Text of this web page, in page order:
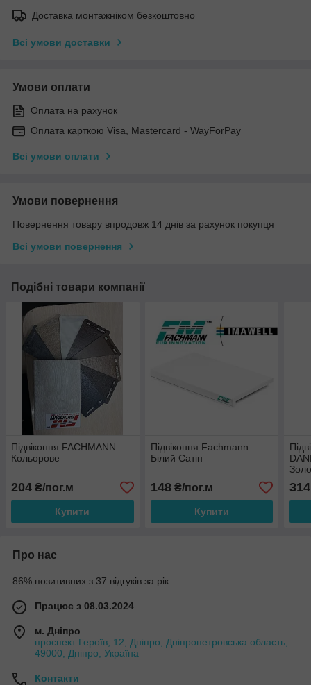
Доставка монтажніком безкоштовно
Всі умови доставки
Умови оплати
Оплата на рахунок
Оплата карткою Visa, Mastercard - WayForPay
Всі умови оплати
Умови повернення
Повернення товару впродовж 14 днів за рахунок покупця
Всі умови повернення
Подібні товари компанії
Підвіконня FACHMANN
Кольорове
204 ₴/пог.м
Купити
Підвіконня Fachmann
Білий Сатін
148₴/пог.м
Купити
314
Про нас
86% позитивних з 37 відгуків за рік
Працює з 08.03.2024
м. Дніпро
проспект Героїв, 12, Дніпро, Дніпропетровська область,
49000, Дніпро, Україна
Контакти